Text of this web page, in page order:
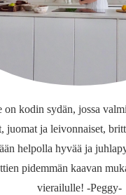
on kodin sydän, jossa
juomat ja leivonnaiset,
helpolla hyvää ja
pidemmän kaavan
vierailulle! -Peggy-